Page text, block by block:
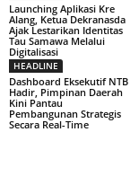
Launching Aplikasi Kre
Alang, Ketua Dekranasda
Ajak Lestarikan Identitas
Tau Samawa Melalui
Digitalisasi
HEADLINE
Dashboard Eksekutif NTB
Hadir, Pimpinan Daerah
Kini Pantau
Pembangunan Strategis
Secara Real-Time